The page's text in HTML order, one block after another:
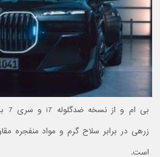
زرهی در برابر سلاح گرم و مواد منفجره
است.